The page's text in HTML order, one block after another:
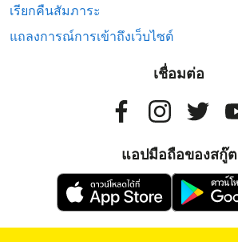
เรียกคืนสัมภาระ
แถลงการณ์การเข้าถึงเว็บไซต์
เชื่อมต่อ
แอปมือถือของสกู๊ต